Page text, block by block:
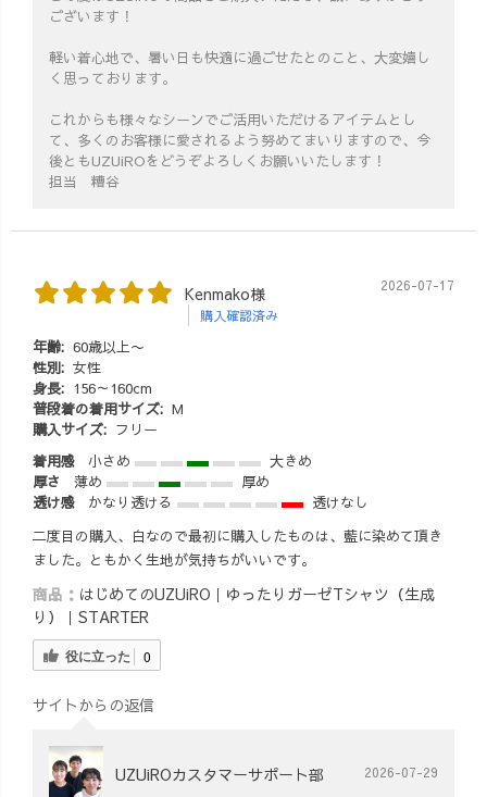
ございます！
軽い着心地で、暑い日も快適に過ごせたとのこと、大変嬉し
く思っております。
これからも様々なシーンでご活用いただけるアイテムとし
て、多くのお客様に愛されるよう努めてまいりますので、今
後ともUZUiROをどうぞよろしくお願いいたします！
担当 糟谷
Kenmako様
購入確認済み
2026-07-17
年齢: 60歳以上〜
性別: 女性
身長: 156～160cm
普段着の着用サイズ: M
購入サイズ: フリー
着用感
小さめ
大きめ
厚さ
薄め
厚め
透け感
かなり透ける
透けなし
二度目の購入、白なので最初に購入したものは、藍に染めて頂き
ました。ともかく生地が気持ちがいいです。
商品： はじめてのUZUiRO｜ゆったりガーゼTシャツ（生成
り）｜STARTER
役に立った 0
サイトからの返信
UZUiROカスタマーサポート部 2026-07-29